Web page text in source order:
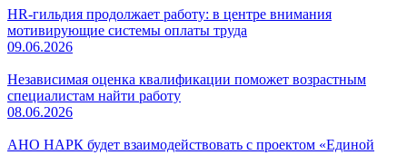
HR-гильдия продолжает работу: в центре внимания
мотивирующие системы оплаты труда
09.06.2026
Независимая оценка квалификации поможет возрастным
специалистам найти работу
08.06.2026
АНО НАРК будет взаимодействовать с проектом «Единой